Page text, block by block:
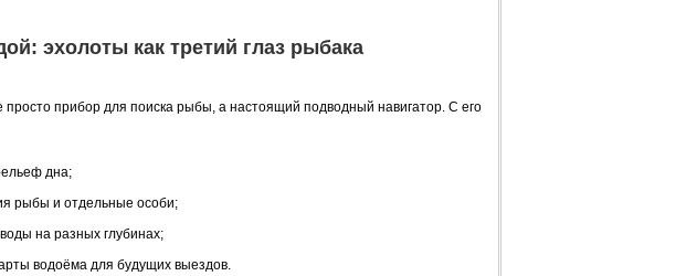
эхолоты как третий глаз рыбака
прибор для поиска рыбы, а настоящий подводный навигатор. С его
дна;
рыбы и отдельные особи;
на разных глубинах;
водоёма для будущих выездов.